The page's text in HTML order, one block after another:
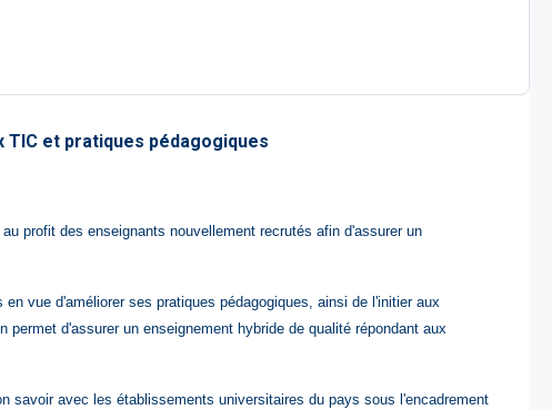
et pratiques pédagogiques
au profit des enseignants nouvellement recrutés afin d'assurer un
en vue d'améliorer ses pratiques pédagogiques, ainsi de l'initier aux
d'assurer un enseignement hybride de qualité répondant aux
savoir avec les établissements universitaires du pays sous l'encadrement